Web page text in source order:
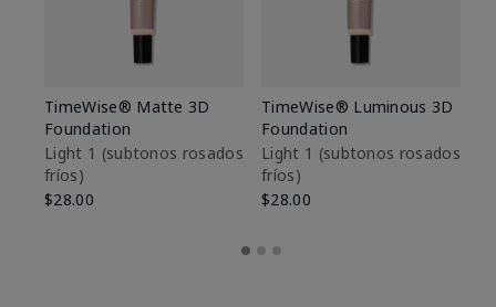
TimeWise® Matte 3D
Foundation
Light 1​ (subtonos rosados
fríos)
$28.00
TimeWise® Luminous 3D
Foundation
Light 1​ (subtonos rosados
fríos)
$28.00